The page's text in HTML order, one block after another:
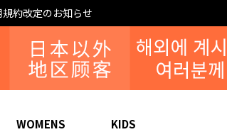
規約改定のお知らせ
WOMENS KIDS